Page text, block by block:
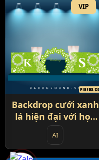
VIP
Backdrop cưới xanh
lá hiện đại với họa
tiết ren trắng và
vòng lá nổi bật (85)
AI